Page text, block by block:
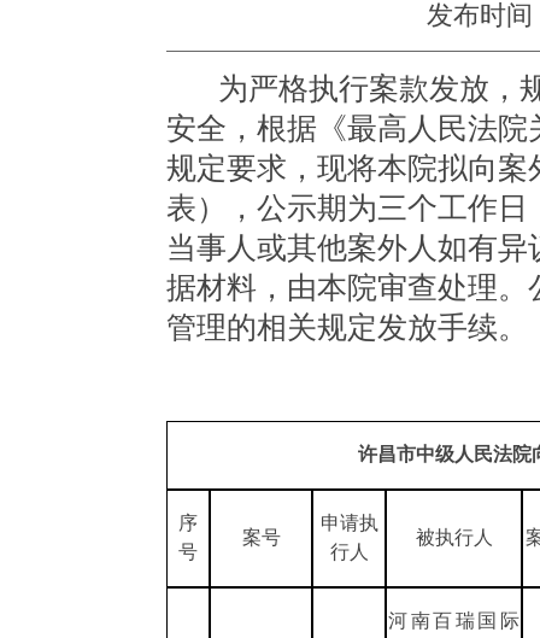
发布时间
为严格执行案款发放，
安全，根据《最高人民法
规定要求，现将本院拟向
表），公示期为三个工作
当事人或其他案外人如有
据材料，由本院审查处理
管理的相关规定发放手续。
许昌市中级人民法院
序
号
案号
申请执
行人
被执行人
河南百瑞国际